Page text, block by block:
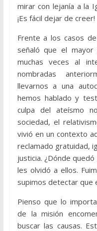
mirar con lejanía a la
¡Es fácil dejar de creer!
Frente a los casos
señaló que el
muchas veces al
nombradas
llevarnos a una
hemos hablado y
culpa del ateísmo
sociedad, el
vivió en un contexto
reclamado gratuidad,
justicia. ¿Dónde
les olvidó a ellos.
supimos detectar que
Pienso que lo
de la misión
buscar las causas.